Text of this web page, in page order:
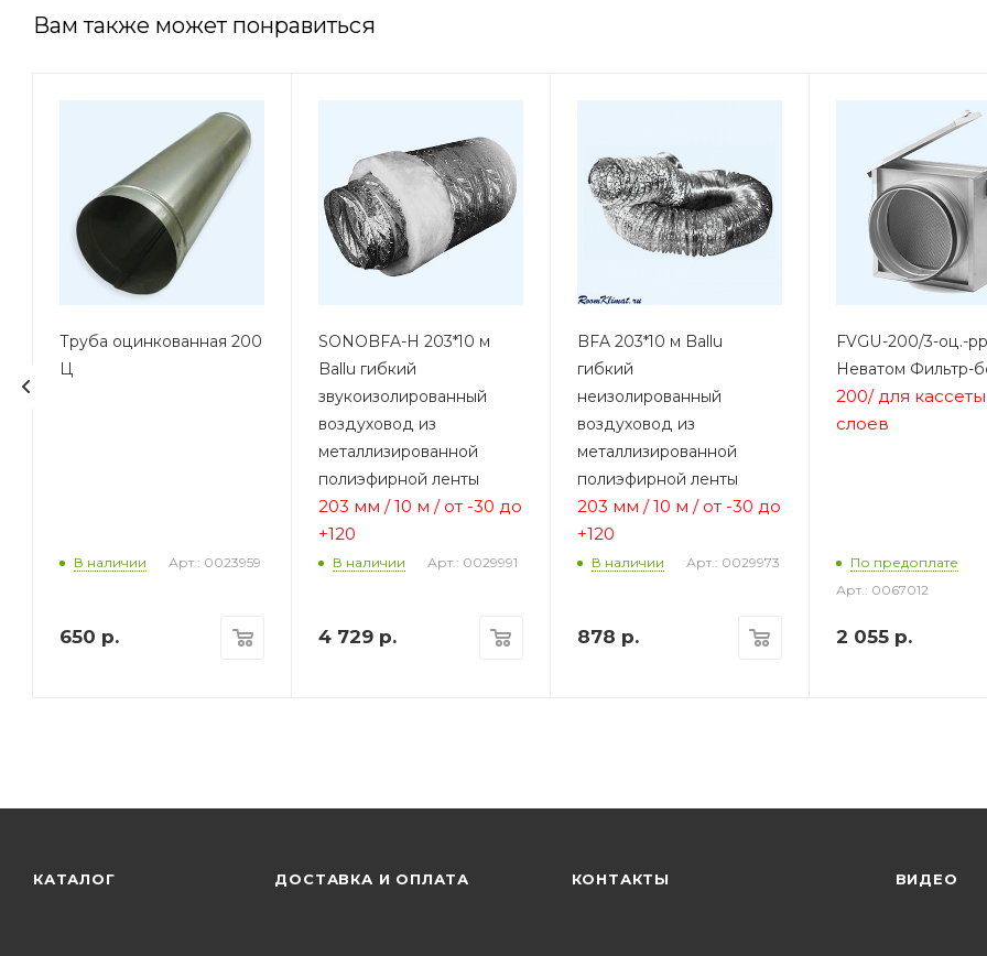
Вам также может понравиться
Труба оцинкованная 200
Ц
В наличии Арт.: 0023959
650 р.
SONOBFA-H 203*10 м
Ballu гибкий
звукоизолированный
воздуховод из
металлизированной
полиэфирной ленты
203 мм / 10 м / от -30 до
+120
В наличии Арт.: 0029991
4 729 р.
BFA 203*10 м Ballu
гибкий
неизолированный
воздуховод из
металлизированной
полиэфирной ленты
203 мм / 10 м / от -30 до
+120
В наличии Арт.: 0029973
878 р.
FVGU-200/3-оц.-рр
Неватом Фильтр-
200/ для
слоев
По предоплате
Арт.: 0067012
2 055р.
КАТАЛОГ ДОСТАВКА И ОПЛАТА КОНТАКТЫ ВИДЕО